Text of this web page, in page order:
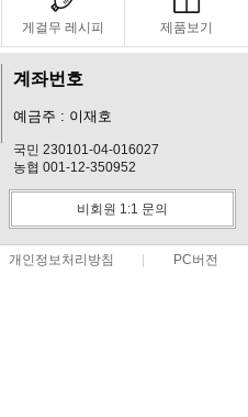
게걸무 레시피 제품보기
계좌번호
예금주 : 이재호
국민 230101-04-016027
농협 001-12-350952
비회원 1:1 문의
개인정보처리방침 PC버전